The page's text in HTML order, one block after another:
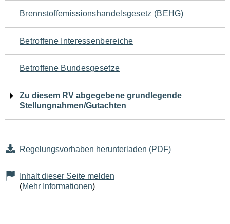
Navigation
für
den
Seiteninhalt
Brennstoffemissionshandelsgesetz (BEHG)
Betroffene Interessenbereiche
Betroffene Bundesgesetze
Zu diesem RV abgegebene grundlegende
Stellungnahmen/Gutachten
Regelungsvorhaben herunterladen (PDF)
Inhalt dieser Seite melden
(Mehr Informationen)